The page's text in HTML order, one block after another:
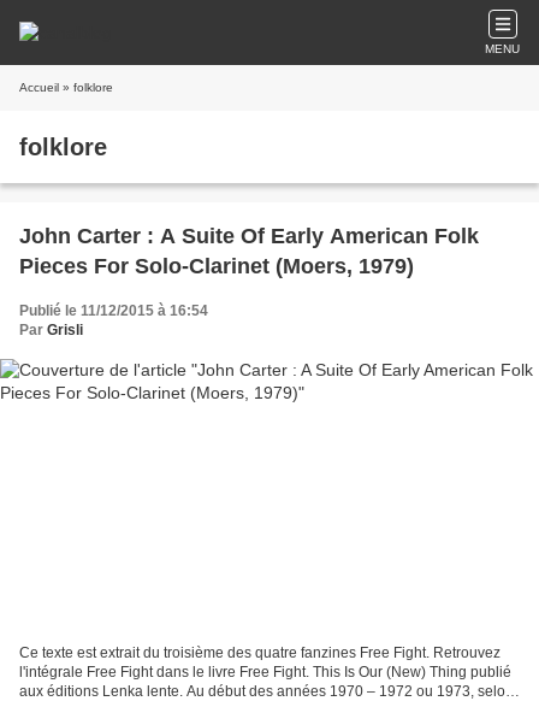
MENU
Accueil » folklore
folklore
John Carter : A Suite Of Early American Folk
Pieces For Solo-Clarinet (Moers, 1979)
Publié le 11/12/2015 à 16:54
Par Grisli
Ce texte est extrait du troisième des quatre fanzines Free Fight. Retrouvez
l'intégrale Free Fight dans le livre Free Fight. This Is Our (New) Thing publié
aux éditions Lenka lente. Au début des années 1970 – 1972 ou 1973, selon